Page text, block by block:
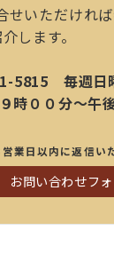
いただけれ
します。
5815 毎週日
時００分～午
業日以内に返信い
お問い合わせフ